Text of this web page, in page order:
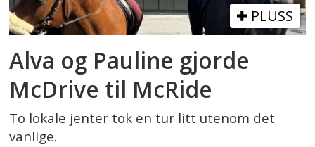
PLUSS
Alva og Pauline gjorde
McDrive til McRide
To lokale jenter tok en tur litt utenom det
vanlige.